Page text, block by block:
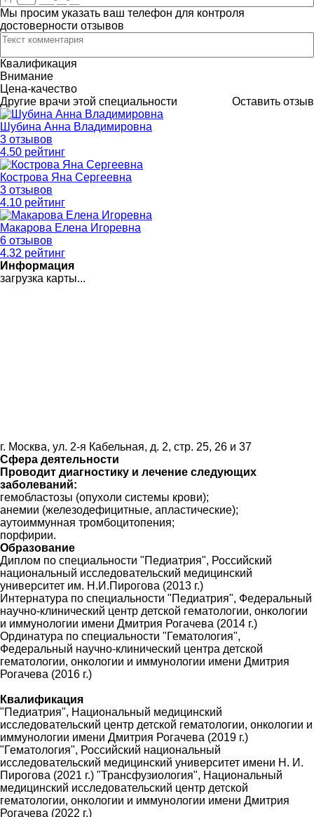
Мы просим указать ваш телефон для контроля
достоверности отзывов
Квалификация
Внимание
Цена-качество
Оставить отзыв
Другие врачи этой специальности
Шубина Анна Владимировна
3 отзывов
4.50 рейтинг
Кострова Яна Сергеевна
3 отзывов
4.10 рейтинг
Макарова Елена Игоревна
6 отзывов
4.32 рейтинг
Информация
загрузка карты...
г. Москва, ул. 2-я Кабельная, д. 2, стр. 25, 26 и 37
Сфера деятельности
Проводит диагностику и лечение следующих
заболеваний:
гемобластозы (опухоли системы крови);
анемии (железодефицитные, апластические);
аутоиммунная тромбоцитопения;
порфирии.
Образование
Диплом по специальности "Педиатрия", Российский
национальный исследовательский медицинский
университет им. Н.И.Пирогова (2013 г.)
Интернатура по специальности "Педиатрия", Федеральный
научно-клинический центр детской гематологии, онкологии
и иммунологии имени Дмитрия Рогачева (2014 г.)
Ординатура по специальности "Гематология",
Федеральный научно-клинический центра детской
гематологии, онкологии и иммунологии имени Дмитрия
Рогачева (2016 г.)
Квалификация
"Педиатрия", Национальный медицинский
исследовательский центр детской гематологии, онкологии и
иммунологии имени Дмитрия Рогачева (2019 г.)
"Гематология", Российский национальный
исследовательский медицинский университет имени Н. И.
Пирогова (2021 г.) "Трансфузиология", Национальный
медицинский исследовательский центр детской
гематологии, онкологии и иммунологии имени Дмитрия
Рогачева (2022 г.)